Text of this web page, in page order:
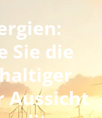
Sie die
Aussicht